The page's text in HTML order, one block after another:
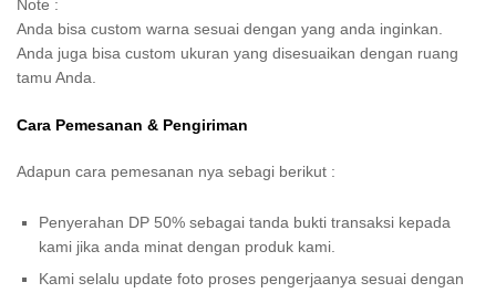
Note :
Anda bisa custom warna sesuai dengan yang anda inginkan.
Anda juga bisa custom ukuran yang disesuaikan dengan ruang
tamu Anda.
Cara Pemesanan & Pengiriman
Adapun cara pemesanan nya sebagi berikut :
Penyerahan DP 50% sebagai tanda bukti transaksi kepada
kami jika anda minat dengan produk kami.
Kami selalu update foto proses pengerjaanya sesuai dengan